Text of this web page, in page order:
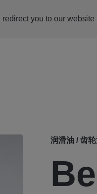
you to our website
润滑油 / 齿